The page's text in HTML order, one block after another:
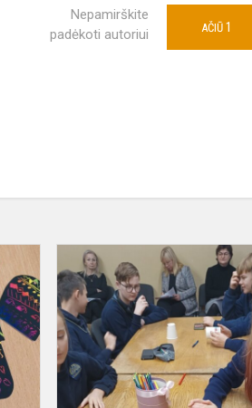
Nepamirškite
padėkoti autoriui
AČIŪ 1
Kalėdinės
nykštukų
dirbtuvės